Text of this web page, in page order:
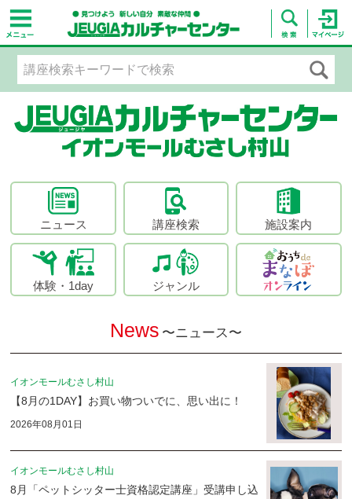
ニュース 講座検索 施設案内
体験・1day ジャンル
News 〜ニュース〜
イオンモールむさし村山
【8月の1DAY】お買い物ついでに、思い出に！
2026年08月01日
イオンモールむさし村山
8月「ペットシッター士資格認定講座」受講申し込